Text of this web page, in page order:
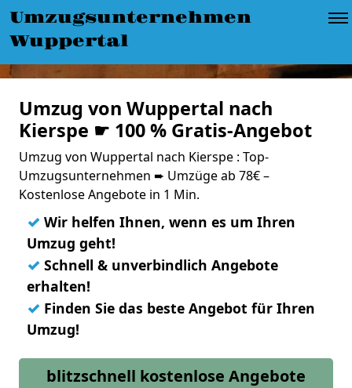
Umzugsunternehmen
Wuppertal
Umzug von Wuppertal nach
Kierspe ☛ 100 % Gratis-Angebot
Umzug von Wuppertal nach Kierspe : Top-
Umzugsunternehmen ➨ Umzüge ab 78€ –
Kostenlose Angebote in 1 Min.
✓ Wir helfen Ihnen, wenn es um Ihren
Umzug geht!
✓ Schnell & unverbindlich Angebote
erhalten!
✓ Finden Sie das beste Angebot für Ihren
Umzug!
blitzschnell kostenlose Angebote